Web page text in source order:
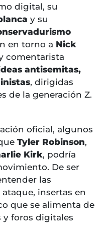
digital, su
y su
en torno a Nick
comentarista
antisemitas,
, dirigidas
de la generación Z.
oficial, algunos
Tyler Robinson,
Kirk, podría
De ser
las
insertas en
que se alimenta de
y foros digitales